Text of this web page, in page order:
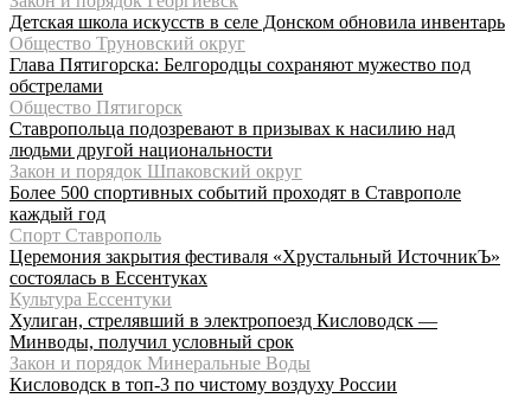
Детская школа искусств в селе Донском обновила инвентарь
Общество Труновский округ
Глава Пятигорска: Белгородцы сохраняют мужество под
обстрелами
Общество Пятигорск
Ставропольца подозревают в призывах к насилию над
людьми другой национальности
Закон и порядок Шпаковский округ
Более 500 спортивных событий проходят в Ставрополе
каждый год
Спорт Ставрополь
Церемония закрытия фестиваля «Хрустальный ИсточникЪ»
состоялась в Ессентуках
Культура Ессентуки
Хулиган, стрелявший в электропоезд Кисловодск —
Минводы, получил условный срок
Закон и порядок Минеральные Воды
Кисловодск в топ-3 по чистому воздуху России